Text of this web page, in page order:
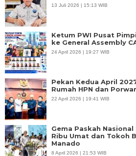
13 Juli 2026 | 15:13 WIB
Ketum PWI Pusat
ke General Assembly
24 April 2026 | 19:27 WIB
Pekan Kedua April
Rumah HPN dan
22 April 2026 | 19:41 WIB
Gema Paskah
Ribu Umat dan Tokoh
Manado
8 April 2026 | 21:53 WIB